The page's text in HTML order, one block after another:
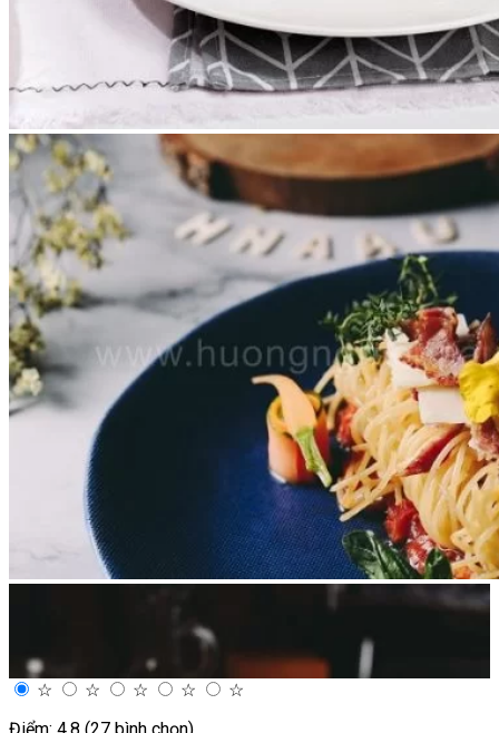
Chưa có sản phẩm trong giỏ hàng.
Giỏ hàng
Chưa có sản phẩm trong giỏ hàng.
☆ ☆ ☆ ☆
☆